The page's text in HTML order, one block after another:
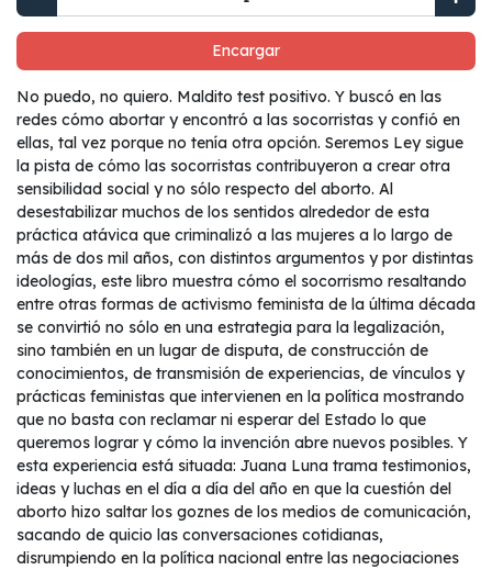
Encargar
No puedo, no quiero. Maldito test positivo. Y buscó en las
redes cómo abortar y encontró a las socorristas y confió en
ellas, tal vez porque no tenía otra opción. Seremos Ley sigue
la pista de cómo las socorristas contribuyeron a crear otra
sensibilidad social y no sólo respecto del aborto. Al
desestabilizar muchos de los sentidos alrededor de esta
práctica atávica que criminalizó a las mujeres a lo largo de
más de dos mil años, con distintos argumentos y por distintas
ideologías, este libro muestra cómo el socorrismo resaltando
entre otras formas de activismo feminista de la última década
se convirtió no sólo en una estrategia para la legalización,
sino también en un lugar de disputa, de construcción de
conocimientos, de transmisión de experiencias, de vínculos y
prácticas feministas que intervienen en la política mostrando
que no basta con reclamar ni esperar del Estado lo que
queremos lograr y cómo la invención abre nuevos posibles. Y
esta experiencia está situada: Juana Luna trama testimonios,
ideas y luchas en el día a día del año en que la cuestión del
aborto hizo saltar los goznes de los medios de comunicación,
sacando de quicio las conversaciones cotidianas,
disrumpiendo en la política nacional entre las negociaciones